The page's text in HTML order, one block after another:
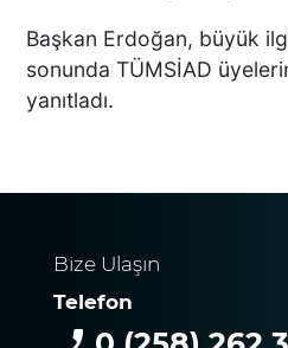
kaza
Başkan Erdoğan, büyük
sonunda TÜMSİAD
yanıtladı.
Bize Ulaşın
Telefon